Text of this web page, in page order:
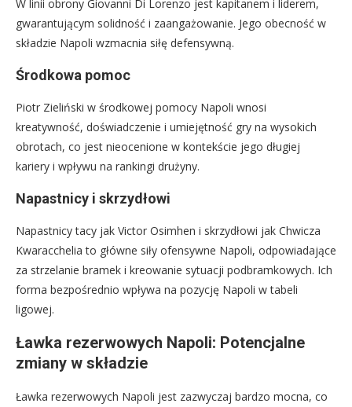
W linii obrony Giovanni Di Lorenzo jest kapitanem i liderem,
gwarantującym solidność i zaangażowanie. Jego obecność w
składzie Napoli wzmacnia siłę defensywną.
Środkowa pomoc
Piotr Zieliński w środkowej pomocy Napoli wnosi
kreatywność, doświadczenie i umiejętność gry na wysokich
obrotach, co jest nieocenione w kontekście jego długiej
kariery i wpływu na rankingi drużyny.
Napastnicy i skrzydłowi
Napastnicy tacy jak Victor Osimhen i skrzydłowi jak Chwicza
Kwaracchelia to główne siły ofensywne Napoli, odpowiadające
za strzelanie bramek i kreowanie sytuacji podbramkowych. Ich
forma bezpośrednio wpływa na pozycję Napoli w tabeli
ligowej.
Ławka rezerwowych Napoli: Potencjalne
zmiany w składzie
Ławka rezerwowych Napoli jest zazwyczaj bardzo mocna, co